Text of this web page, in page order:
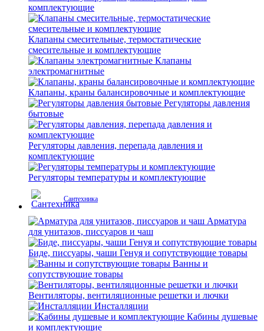
комплектующие
Клапаны смесительные, термостатические
смесительные и комплектующие
Клапаны
электромагнитные
Клапаны, краны балансировочные и комплектующие
Регуляторы давления
бытовые
Регуляторы давления, перепада давления и
комплектующие
Регуляторы температуры и комплектующие
Сантехника
Арматура
для унитазов, писсуаров и чаш
Биде, писсуары, чаши Генуя и сопутствующие товары
Ванны и
сопутствующие товары
Вентиляторы, вентиляционные решетки и лючки
Инсталляции
Кабины душевые
и комплектующие